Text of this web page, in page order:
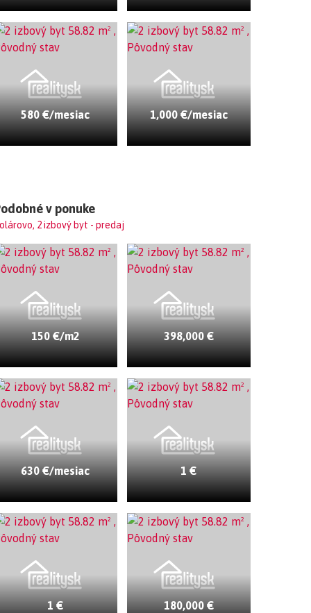
580 €/mesiac 1,000 €/mesiac
v ponuke
2 izbový byt - predaj
150 €/m2 398,000 €
630 €/mesiac 1 €
1 € 180,000 €